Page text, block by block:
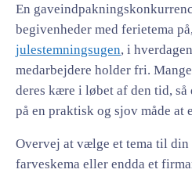
En
begivenheder med ferietema
julestemningsugen, i
medarbejdere holder fri.
deres kære i løbet af den tid,
på en praktisk og sjov måde at
Overvej at vælge et tema til
farveskema eller endda et